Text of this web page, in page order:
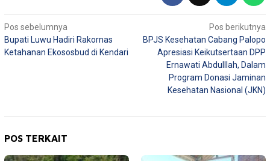
Navigasi
pos
Pos sebelumnya
Bupati Luwu Hadiri Rakornas
Ketahanan Ekososbud di Kendari
Pos berikutnya
BPJS Kesehatan Cabang Palopo
Apresiasi Keikutsertaan DPP
Ernawati Abdulllah, Dalam
Program Donasi Jaminan
Kesehatan Nasional (JKN)
POS TERKAIT